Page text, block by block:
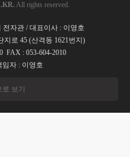
All rights reserved.
자관 / 대표이사 : 이영호
지로 45 (산격동 1621번지)
FAX : 053-604-2010
자 : 이영호
보기